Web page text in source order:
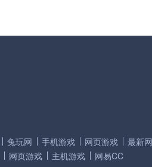
兔玩网 手机游戏 网页游戏 最新
网页游戏 主机游戏 网易CC